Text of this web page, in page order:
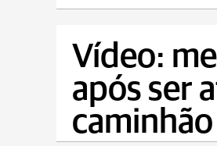
Vídeo:
após ser
caminhão